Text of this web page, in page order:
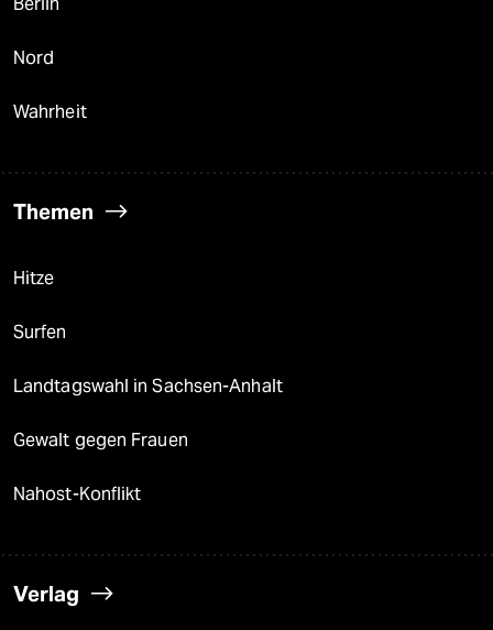
Nord
Wahrheit
Themen
Hitze
Surfen
Landtagswahl in Sachsen-Anhalt
Gewalt gegen Frauen
Nahost-Konflikt
Verlag